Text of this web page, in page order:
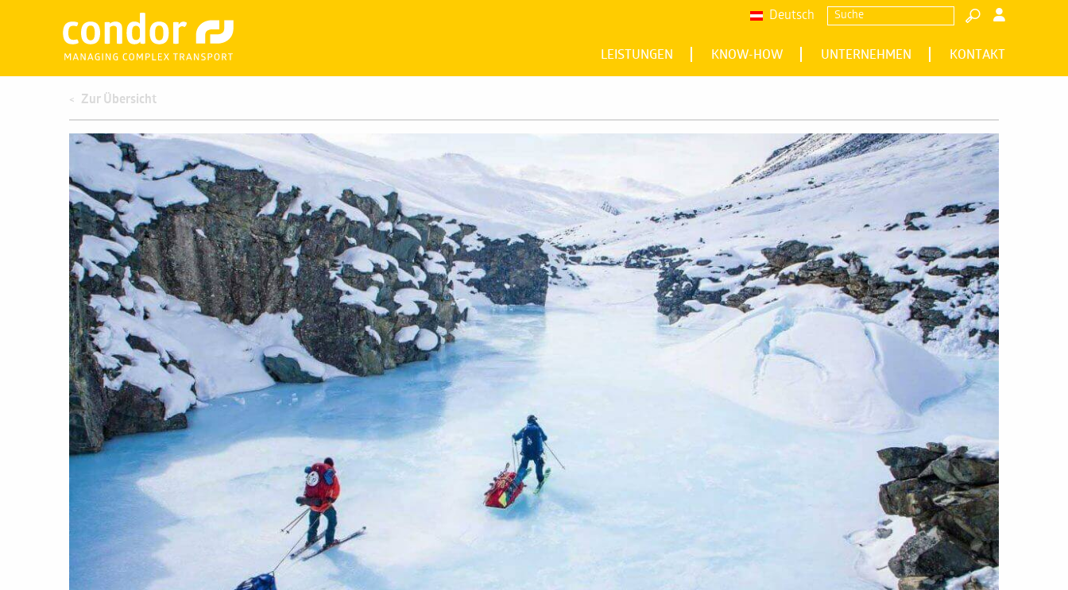
LEISTUNGEN KNOW-HOW UNTERNEHMEN KONTAKT
Deutsch Suche
Zur Übersicht